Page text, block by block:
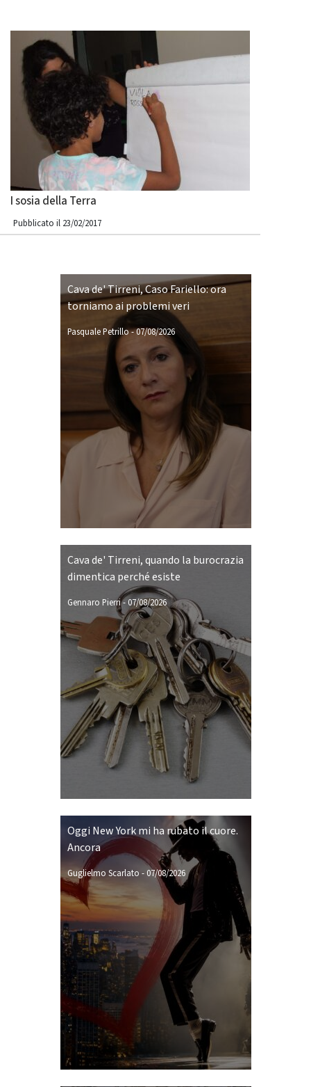
I sosia della Terra
Pubblicato il 23/02/2017
Cava de' Tirreni, Caso Fariello: ora
torniamo ai problemi veri
Pasquale Petrillo-07/08/2026
Cava de' Tirreni, quando la burocrazia
dimentica perché esiste
Gennaro Pierri- 07/08/2026
Oggi New York mi ha rubato il cuore.
Ancora
Guglielmo Scarlato -07/08/2026